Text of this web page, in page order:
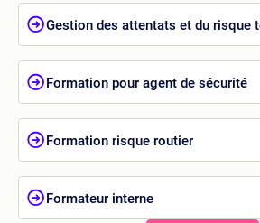
Gestion des attentats et du risque
Formation pour agent de sécurité
Formation risque routier
Formateur interne